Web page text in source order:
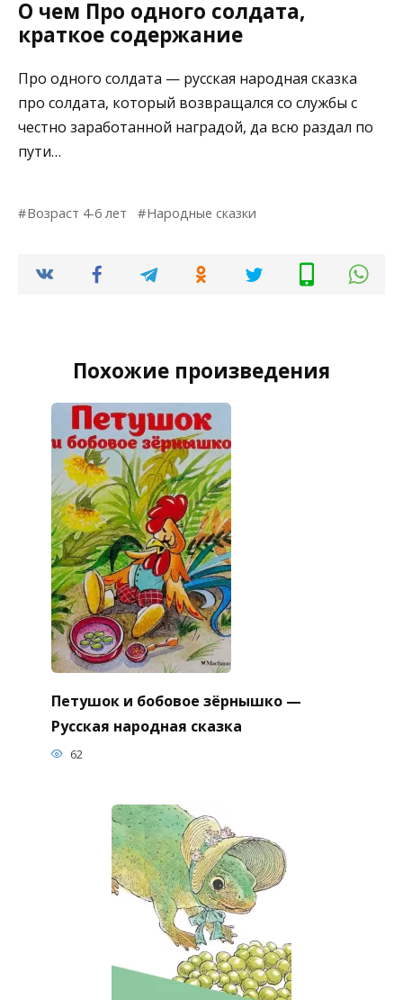
О чем Про одного солдата,
краткое содержание
Про одного солдата — русская народная сказка
про солдата, который возвращался со службы с
честно заработанной наградой, да всю раздал по
пути…
Возраст 4-6 лет Народные сказки
Похожие произведения
Петушок и бобовое зёрнышко —
Русская народная сказка
62